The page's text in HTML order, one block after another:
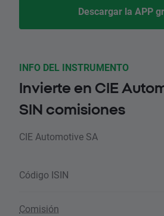
Descargar la APP
INFO DEL INSTRUMENTO
Invierte en CIE
SIN comisiones
CIE Automotive SA
Código ISIN
Comisión